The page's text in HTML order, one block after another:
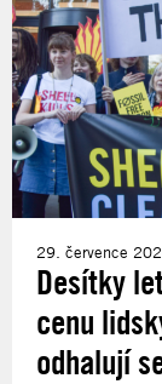
29. července
Desítky
cenu
odhalují